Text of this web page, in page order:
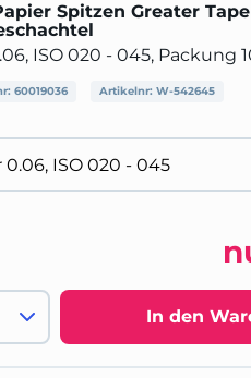
Spitzen Greater
ISO 020 - 045, Packung
60019036 Artikelnr: W-542645
In den